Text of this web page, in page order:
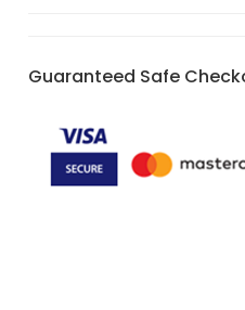
Guaranteed Safe